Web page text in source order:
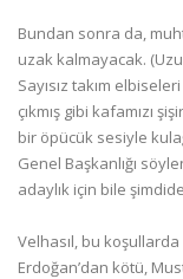
Bundan sonra da,
uzak kalmayacak.
Sayısız takım
çıkmış gibi kafamızı
bir öpücük sesiyle
Genel Başkanlığı
adaylık için bile
Velhasıl, bu
Erdoğan’dan kötü,